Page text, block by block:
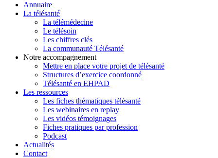
Annuaire
La télésanté
La télémédecine
Le télésoin
Les chiffres clés
La communauté Télésanté
Notre accompagnement
Mettre en place votre projet de télésanté
Structures d’exercice coordonné
Télésanté en EHPAD
Les ressources
Les fiches thématiques télésanté
Les webinaires en replay
Les vidéos témoignages
Fiches pratiques par profession
Podcast
Actualités
Contact